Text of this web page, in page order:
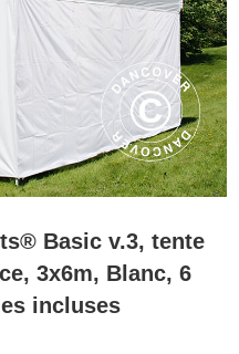
Basic v.3, tente
3x6m, Blanc, 6
incluses